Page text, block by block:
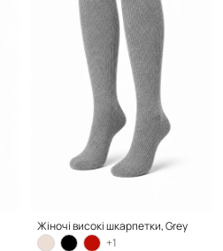
Жіночі високі шкарпетки, Grey
+1